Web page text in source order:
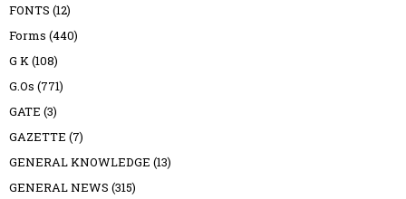
FONTS (12)
Forms (440)
G K(108)
G.Os (771)
GATE (3)
GAZETTE (7)
GENERAL KNOWLEDGE (13)
GENERAL NEWS (315)